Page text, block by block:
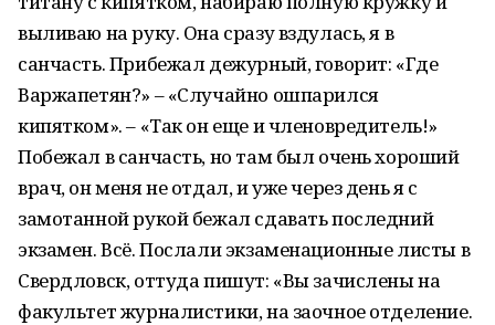
выливаю на руку. Она сразу вздулась, я в
санчасть. Прибежал дежурный, говорит: «Где
Варжапетян?» – «Случайно ошпарился
кипятком». – «Так он еще и членовредитель!»
Побежал в санчасть, но там был очень хороший
врач, он меня не отдал, и уже через день я с
замотанной рукой бежал сдавать последний
экзамен. Всё. Послали экзаменационные листы в
Свердловск, оттуда пишут: «Вы зачислены на
факультет журналистики, на заочное отделение.